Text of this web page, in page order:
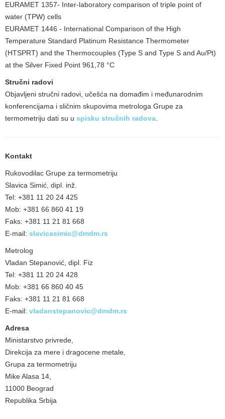
EURAMET 1357- Inter-laboratory comparison of triple point of
water (TPW) cells
EURAMET 1446 - International Comparison of the High
Temperature Standard Platinum Resistance Thermometer
(HTSPRT) and the Thermocouples (Type S and Type S and Au/Pt)
at the Silver Fixed Point 961,78 °C
Stručni radovi
Objavljeni stručni radovi, učešća na domađim i međunarodnim
konferencijama i sličnim skupovima metrologa Grupe za
termometriju dati su u spisku stručnih radova
Kontakt
Rukovodilac Grupe za termometriju
Slavica Simić, dipl. inž.
Tel: +381 11 20 24 425
Mob: +381 66 860 41 19
Faks: +381 11 21 81 668
E-mail: slavicasimic@dmdm.rs
Metrolog
Vladan Stepanović, dipl. Fiz
Tel: +381 11 20 24 428
Mob: +381 66 860 40 45
Faks: +381 11 21 81 668
E-mail: vladanstepanovic@dmdm.rs
Adresa
Ministarstvo privrede,
Direkcija za mere i dragocene metale,
Grupa za termometriju
Mike Alasa 14,
11000 Beograd
Republika Srbija